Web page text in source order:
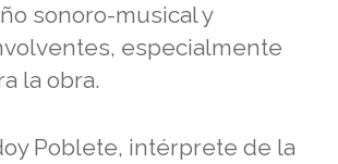
sonoro-musical y
especialmente
la obra.
Poblete, intérprete de la